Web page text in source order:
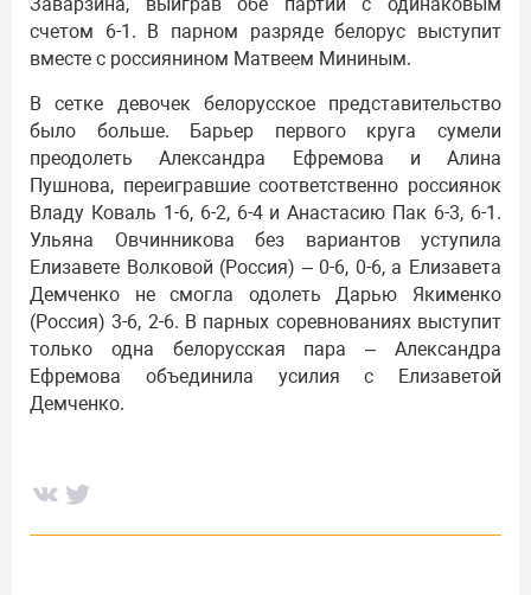
счетом 6-1. В парном разряде белорус выступит
вместе с россиянином Матвеем Мининым.
В сетке девочек белорусское представительство
было больше. Барьер первого круга сумели
преодолеть Александра Ефремова и Алина
Пушнова, переигравшие соответственно россиянок
Владу Коваль 1-6, 6-2, 6-4 и Анастасию Пак 6-3, 6-1.
Ульяна Овчинникова без вариантов уступила
Елизавете Волковой (Россия) – 0-6, 0-6, а Елизавета
Демченко не смогла одолеть Дарью Якименко
(Россия) 3-6, 2-6. В парных соревнованиях выступит
только одна белорусская пара – Александра
Ефремова объединила усилия с Елизаветой
Демченко.